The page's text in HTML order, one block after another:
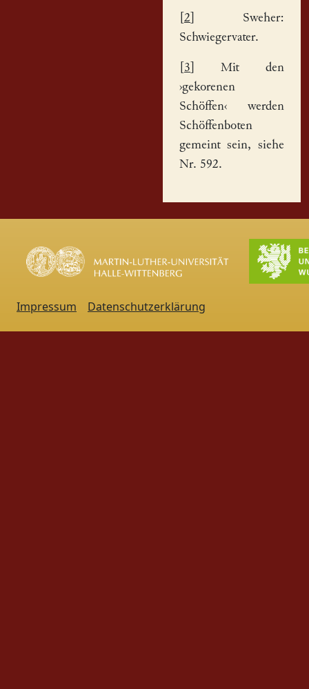
2 ] Sweher:
Schwiegervater.
3 ] Mit den
›gekorenen
Schöffen‹ werden
Schöffenboten
gemeint sein, siehe
Nr. 592.
Impressum Datenschutzerklärung